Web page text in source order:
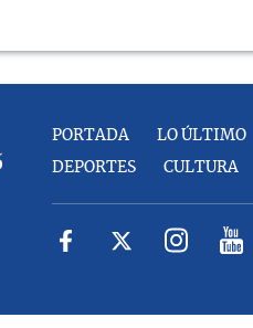
PORTADA LO ÚLTIMO
DEPORTES CULTURA